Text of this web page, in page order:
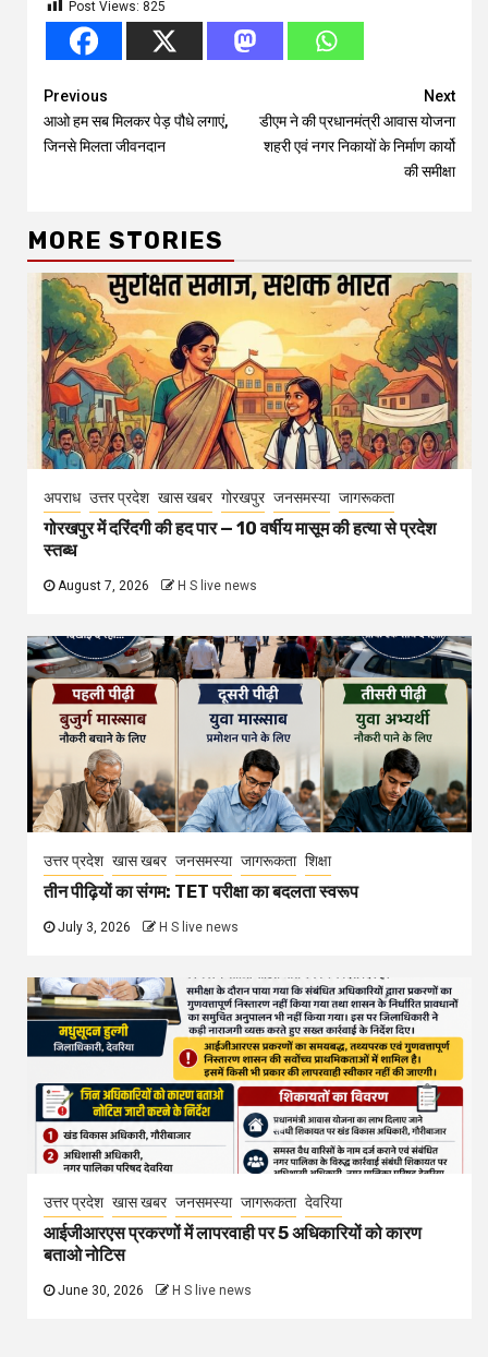
Post Views: 825
Continue
Reading
Previous
आओ हम सब मिलकर पेड़ पौधे लगाएं,
जिनसे मिलता जीवनदान
Next
डीएम ने की प्रधानमंत्री आवास योजना
शहरी एवं नगर निकायों के निर्माण कार्यो
की समीक्षा
MORE STORIES
अपराध उत्तर प्रदेश खास खबर गोरखपुर जनसमस्या जागरूकता
गोरखपुर में दरिंदगी की हद पार — 10 वर्षीय मासूम की हत्या से प्रदेश
स्तब्ध
August 7, 2026 H S live news
उत्तर प्रदेश खास खबर जनसमस्या जागरूकता शिक्षा
तीन पीढ़ियों का संगम: TET परीक्षा का बदलता स्वरूप
July 3, 2026 H S live news
उत्तर प्रदेश खास खबर जनसमस्या जागरूकता देवरिया
आईजीआरएस प्रकरणों में लापरवाही पर 5 अधिकारियों को कारण
बताओ नोटिस
June 30, 2026 H S live news